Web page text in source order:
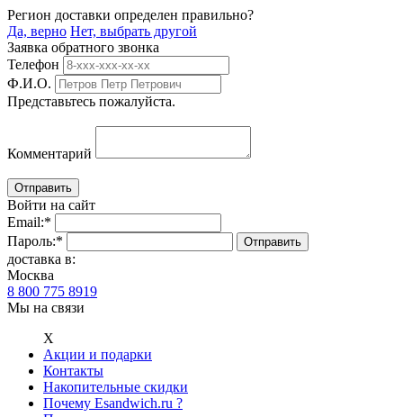
Регион доставки определен правильно?
Да, верно Нет, выбрать другой
Заявка обратного звонка
Телефон
Ф.И.О.
Представьтесь пожалуйста.
Комментарий
Войти на сайт
Email:*
Пароль:*
доставка в:
Москва
8 800 775 8919
Мы на связи
Х
Акции и подарки
Контакты
Накопительные скидки
Почему Esandwich.ru ?